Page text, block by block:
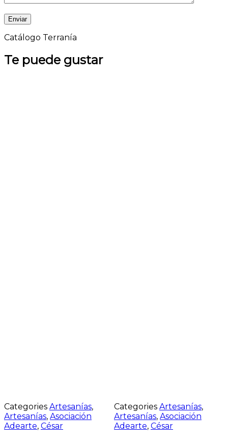
Catálogo Terranía
Te puede gustar
Categories Artesanías,
Artesanías, Asociación
Adearte, César
Categories Artesanías,
Artesanías, Asociación
Adearte, César